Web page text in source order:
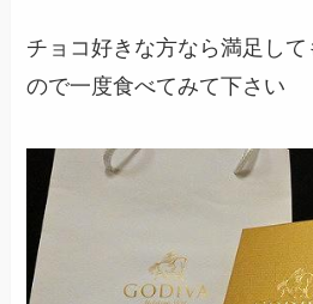
チョコ好きな方なら満足し
ので一度食べてみて下さい